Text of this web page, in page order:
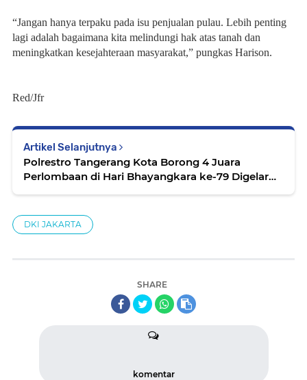
“Jangan hanya terpaku pada isu penjualan pulau. Lebih penting
lagi adalah bagaimana kita melindungi hak atas tanah dan
meningkatkan kesejahteraan masyarakat,” pungkas Harison.
Red/Jfr
Artikel Selanjutnya
Polrestro Tangerang Kota Borong 4 Juara
Perlombaan di Hari Bhayangkara ke-79 Digelar
DKI JAKARTA
SHARE
komentar